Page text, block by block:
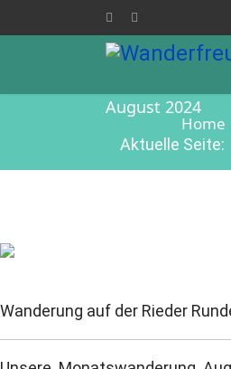
Home
August 2024
Aktuelle Seite:
Wanderung auf der Rieder